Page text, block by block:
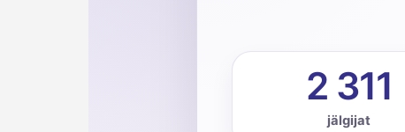
2 311
jälgijat